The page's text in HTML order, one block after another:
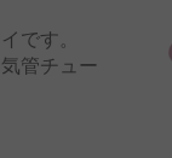
です。
管チュー